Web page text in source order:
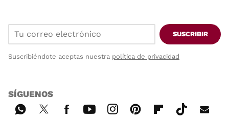
SUSCRIBIR
Suscribiéndote aceptas nuestra política de privacidad
SÍGUENOS